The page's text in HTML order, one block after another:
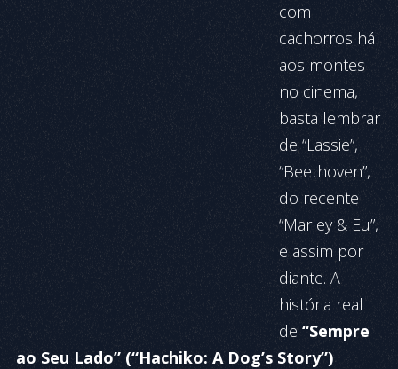
com
cachorros há
aos montes
no cinema,
basta lembrar
de “Lassie”,
“Beethoven”,
do recente
“Marley & Eu”,
e assim por
diante. A
história real
de “Sempre
ao Seu Lado” (“Hachiko: A Dog’s Story”)